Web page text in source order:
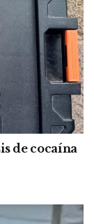
de cocaína